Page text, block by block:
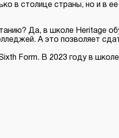
в столице страны, но и в ее
Да, в школе Heritage
А это позволяет
Form. В 2023 году в